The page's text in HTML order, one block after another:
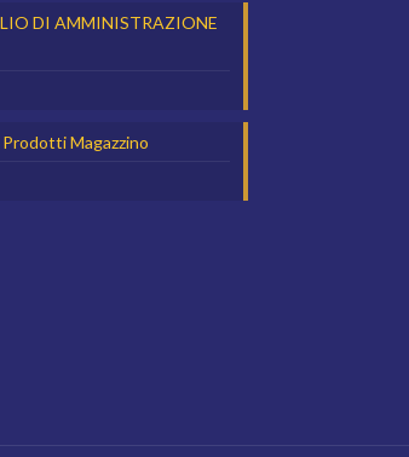
DI AMMINISTRAZIONE
Magazzino